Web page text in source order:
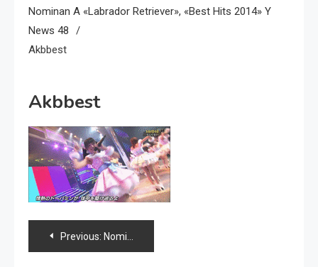
Nominan A «Labrador Retriever», «Best Hits 2014» Y
News 48
Akbbest
Akbbest
Navegación
Previous: Nominan a «Labrador Retriever», «Best Hits 2014» y news 48